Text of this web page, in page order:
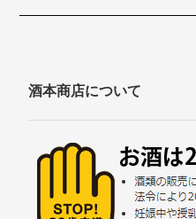
酒本商店について